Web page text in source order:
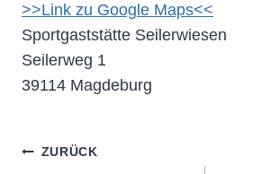
>>Link zu Google Maps<<
Sportgaststätte Seilerwiesen
Seilerweg 1
39114 Magdeburg
Beitragsnavigation
ZURÜCK